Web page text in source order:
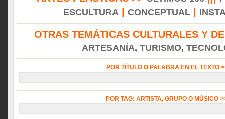
ESCULTURA
CONCEPTUAL
OTRAS TEMÁTICAS CULTURALES Y
ARTESANÍA, TURISMO,
POR TÍTULO O PALABRA EN EL TEXTO
POR TAG: ARTISTA, GRUPO O MÚSICO